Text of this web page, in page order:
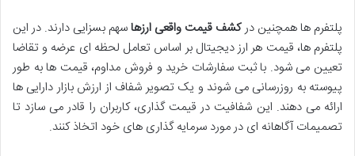
پلتفرم ها همچنین درکشف قیمت واقعی ارزهاسهم بسزایی دارند. در این
پلتفرم ها، قیمت هر ارز دیجیتال بر اساس تعامل لحظه ای عرضه و تقاضا
تعیین می شود. با ثبت سفارشات خرید و فروش مداوم، قیمت ها به طور
پیوسته به روزرسانی می شوند و یک تصویر شفاف از ارزش بازار دارایی ها
ارائه می دهند. این شفافیت در قیمت گذاری، کاربران را قادر می سازد تا
تصمیمات آگاهانه ای در مورد سرمایه گذاری های خود اتخاذ کنند.